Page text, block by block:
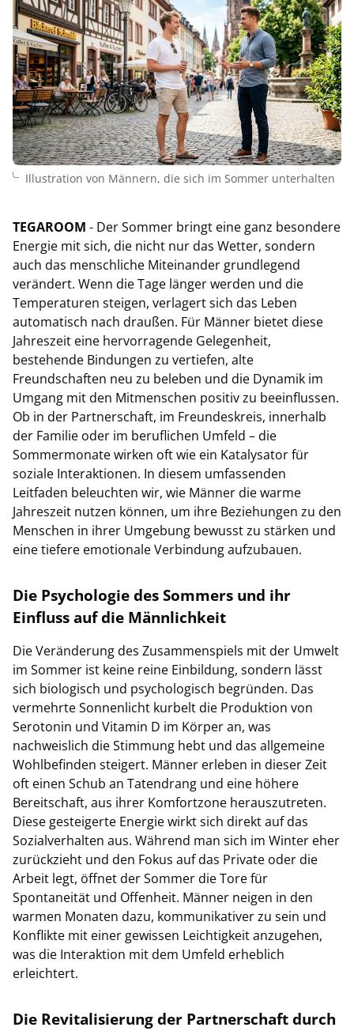
Illustration von Männern, die sich im Sommer unterhalten
TEGAROOM - Der Sommer bringt eine ganz besondere
Energie mit sich, die nicht nur das Wetter, sondern
auch das menschliche Miteinander grundlegend
verändert. Wenn die Tage länger werden und die
Temperaturen steigen, verlagert sich das Leben
automatisch nach draußen. Für Männer bietet diese
Jahreszeit eine hervorragende Gelegenheit,
bestehende Bindungen zu vertiefen, alte
Freundschaften neu zu beleben und die Dynamik im
Umgang mit den Mitmenschen positiv zu beeinflussen.
Ob in der Partnerschaft, im Freundeskreis, innerhalb
der Familie oder im beruflichen Umfeld – die
Sommermonate wirken oft wie ein Katalysator für
soziale Interaktionen. In diesem umfassenden
Leitfaden beleuchten wir, wie Männer die warme
Jahreszeit nutzen können, um ihre Beziehungen zu den
Menschen in ihrer Umgebung bewusst zu stärken und
eine tiefere emotionale Verbindung aufzubauen.
Die Psychologie des Sommers und ihr
Einfluss auf die Männlichkeit
Die Veränderung des Zusammenspiels mit der Umwelt
im Sommer ist keine reine Einbildung, sondern lässt
sich biologisch und psychologisch begründen. Das
vermehrte Sonnenlicht kurbelt die Produktion von
Serotonin und Vitamin D im Körper an, was
nachweislich die Stimmung hebt und das allgemeine
Wohlbefinden steigert. Männer erleben in dieser Zeit
oft einen Schub an Tatendrang und eine höhere
Bereitschaft, aus ihrer Komfortzone herauszutreten.
Diese gesteigerte Energie wirkt sich direkt auf das
Sozialverhalten aus. Während man sich im Winter eher
zurückzieht und den Fokus auf das Private oder die
Arbeit legt, öffnet der Sommer die Tore für
Spontaneität und Offenheit. Männer neigen in den
warmen Monaten dazu, kommunikativer zu sein und
Konflikte mit einer gewissen Leichtigkeit anzugehen,
was die Interaktion mit dem Umfeld erheblich
erleichtert.
Die Revitalisierung der Partnerschaft durch